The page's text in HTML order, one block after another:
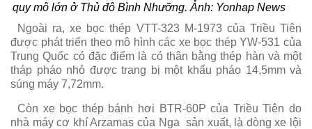
quy mô lớn ở Thủ đô Bình Nhưỡng. Ảnh: Yonhap News
Ngoài ra, xe bọc thép VTT-323 M-1973 của Triều Tiên
được phát triển theo mô hình các xe bọc thép YW-531 của
Trung Quốc có đặc điểm là có thân bằng thép hàn và một
tháp pháo nhỏ được trang bị một khẩu pháo 14,5mm và
súng máy 7,72mm.
Còn xe bọc thép bánh hơi BTR-60P của Triều Tiên do
nhà máy cơ khí Arzamas của Nga sản xuất, là dòng xe lội